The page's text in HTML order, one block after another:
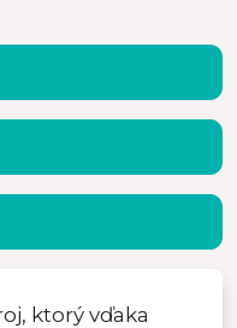
ktorý vďaka